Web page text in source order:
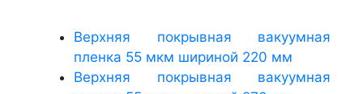
Верхняя покрывная вакуумная
пленка 55 мкм шириной 220 мм
Верхняя покрывная вакуумная